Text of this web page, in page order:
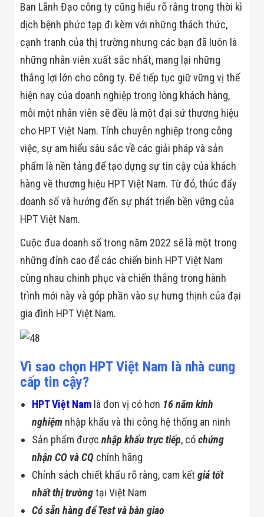
Máy Đếm
Người
Máy Dò Tìm
Thuốc Nổ
Phòng Chống
Khủng Bố
Camera Đo
Thân Nhiệt
THIẾT BỊ
CHUYÊN
DỤNG
Máy Dò Tạp
Chất
Màn Hình
Tương Tác
Màn Hình LED
Thiết Bị Chống
Ghi Âm
Máy X-Ray
Loại Công
Nghiệp
Thiết Bị Công
Nghệ Cao
Ống Nhòm
Chuyên Dụng
Máy Kiểm Tra
Máy Kiểm Tra
Tử
Súng Bắn
Flycam
Robot AI
THIẾT BỊ KIỂM
Ban Lãnh Đạo công ty cũng hiểu rõ rằng trong thời kì
dịch bệnh phức tạp đi kèm với những thách thức,
cạnh tranh của thị trường nhưng các bạn đã luôn là
những nhân viên xuất sắc nhất, mang lại những
thắng lợi lớn cho công ty. Để tiếp tục giữ vững vị thế
hiện nay của doanh nghiệp trong lòng khách hàng,
mỗi một nhân viên sẽ đều là một đại sứ thương hiệu
cho HPT Việt Nam. Tính chuyên nghiệp trong công
việc, sự am hiểu sâu sắc về các giải pháp và sản
phẩm là nền tảng để tạo dựng sự tin cậy của khách
hàng về thương hiệu HPT Việt Nam. Từ đó, thúc đẩy
doanh số và hướng đến sự phát triển bền vững của
HPT Việt Nam.
Cuộc đua doanh số trong năm 2022 sẽ là một trong
những đỉnh cao để các chiến binh HPT Việt Nam
cùng nhau chinh phục và chiến thắng trong hành
trình mới này và góp phần vào sự hưng thịnh của đại
gia đình HPT Việt Nam.
Vì sao chọn HPT Việt Nam là nhà cung
cấp tin cậy?
HPT Việt Nam là đơn vị có hơn 16 năm kinh
nghiệm nhập khẩu và thi công hệ thống an ninh
Sản phẩm đượcnhập khẩu trực tiếp, cóchứng
nhận CO và CQ chính hãng
Chính sách chiết khấu rõ ràng, cam kếtgiá tốt
nhất thị trườngtại Việt Nam
Có sẵn hàng để Test và bàn giao